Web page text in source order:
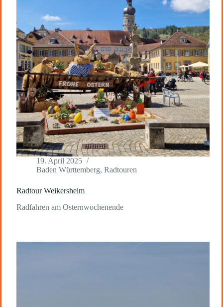
19. April 2025
Baden Württemberg, Radtouren
Radtour Weikersheim
Radfahren am Osternwochenende